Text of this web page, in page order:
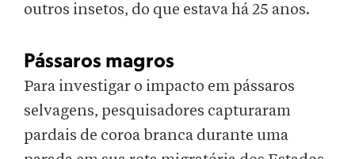
outros insetos, do que estava há 25 anos.
Pássaros magros
Para investigar o impacto em pássaros
selvagens, pesquisadores capturaram
pardais de coroa branca durante uma